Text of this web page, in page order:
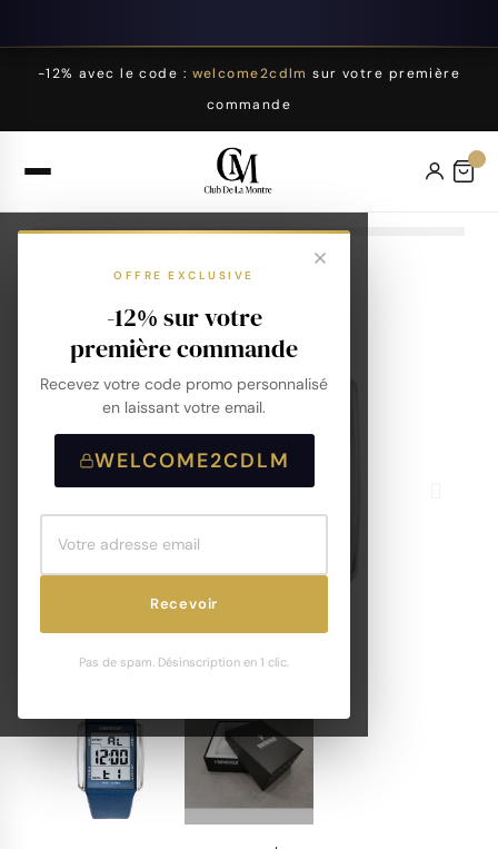
-12% avec le code : welcome2cdlm sur votre première
commande
OFFRE EXCLUSIVE
-12% sur votre
première commande
Recevez votre code promo personnalisé
en laissant votre email.
WELCOME2CDLM
Recevoir
Pas de spam. Désinscription en 1 clic.